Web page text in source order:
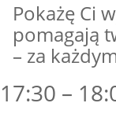
Pokażę Ci
pomagają
– za
17:30 –